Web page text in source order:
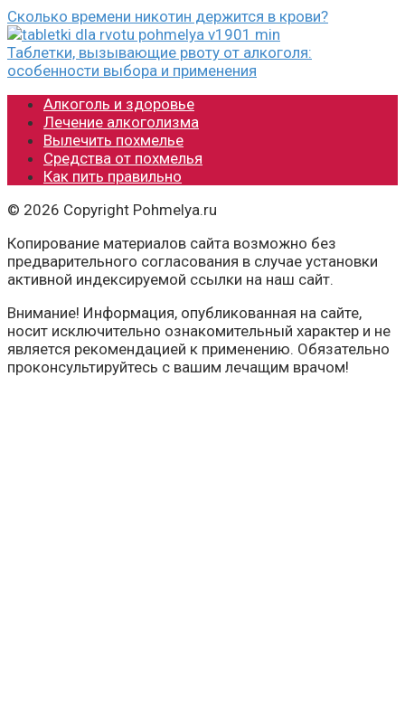
Сколько времени никотин держится в крови?
Таблетки, вызывающие рвоту от алкоголя:
особенности выбора и применения
Алкоголь и здоровье
Лечение алкоголизма
Вылечить похмелье
Средства от похмелья
Как пить правильно
© 2026 Copyright Pohmelya.ru
Копирование материалов сайта возможно без
предварительного согласования в случае установки
активной индексируемой ссылки на наш сайт.
Внимание! Информация, опубликованная на сайте,
носит исключительно ознакомительный характер и не
является рекомендацией к применению. Обязательно
проконсультируйтесь с вашим лечащим врачом!